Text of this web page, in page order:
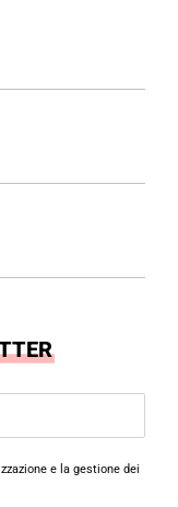
e la gestione dei